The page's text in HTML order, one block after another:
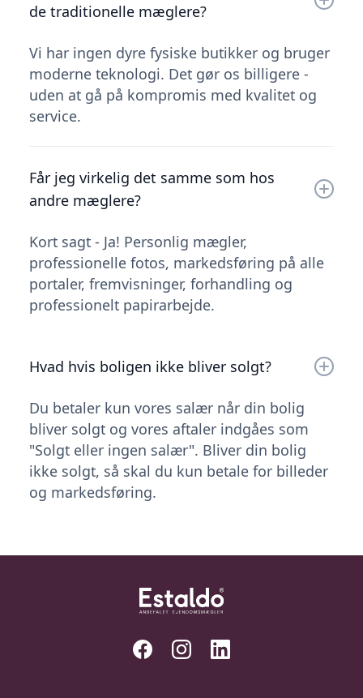
de traditionelle mæglere?
Vi har ingen dyre fysiske butikker og bruger
moderne teknologi. Det gør os billigere -
uden at gå på kompromis med kvalitet og
service.
Får jeg virkelig det samme som hos
andre mæglere?
Kort sagt - Ja! Personlig mægler,
professionelle fotos, markedsføring på alle
portaler, fremvisninger, forhandling og
professionelt papirarbejde.
Hvad hvis boligen ikke bliver solgt?
Du betaler kun vores salær når din bolig
bliver solgt og vores aftaler indgåes som
"Solgt eller ingen salær". Bliver din bolig
ikke solgt, så skal du kun betale for billeder
og markedsføring.